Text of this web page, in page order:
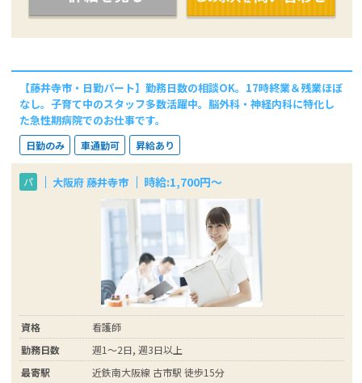
【藤井寺市・日勤パート】勤務日数の相談OK。17時終業＆残業ほぼ
なし。子育て中のスタッフ多数活躍中。脳外科・神経内科に特化し
た急性期病院でのお仕事です。
日勤のみ 車通勤可 昇給あり
パ 大阪府 藤井寺市 時給:1,700円～
資格
看護師
勤務日数
週1～2日, 週3日以上
最寄駅
近鉄南大阪線 古市駅 徒歩15分